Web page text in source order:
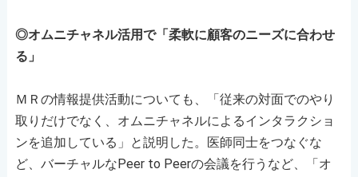
◎オムニチャネル活用で「柔軟に顧客のニーズに合わせ
る」
ＭＲの情報提供活動についても、「従来の対面でのやり
取りだけでなく、オムニチャネルによるインタラクショ
ンを追加している」と説明した。医師同士をつなぐな
ど、バーチャルなPeer to Peerの会議を行うなど、「オ